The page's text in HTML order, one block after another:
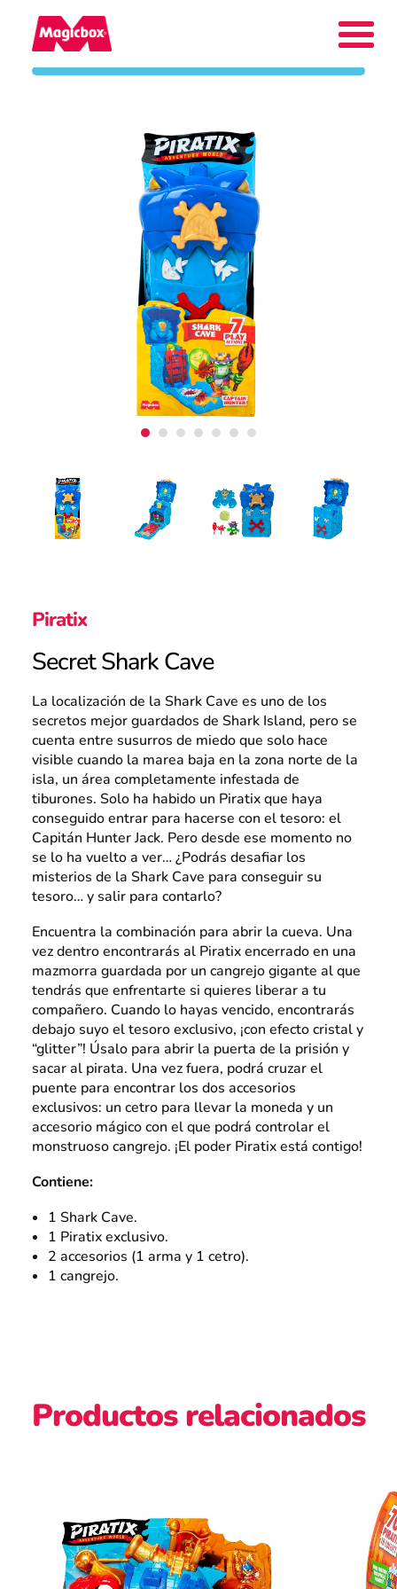
Collectors Area
Compañía
Atención al consumidor
Careers
Intranet
España
Search
Piratix
Secret Shark Cave
La localización de la Shark Cave es uno de los
secretos mejor guardados de Shark Island, pero se
cuenta entre susurros de miedo que solo hace
visible cuando la marea baja en la zona norte de la
isla, un área completamente infestada de
tiburones. Solo ha habido un Piratix que haya
conseguido entrar para hacerse con el tesoro: el
Capitán Hunter Jack. Pero desde ese momento no
se lo ha vuelto a ver… ¿Podrás desafiar los
misterios de la Shark Cave para conseguir su
tesoro… y salir para contarlo?
Encuentra la combinación para abrir la cueva. Una
vez dentro encontrarás al Piratix encerrado en una
mazmorra guardada por un cangrejo gigante al que
tendrás que enfrentarte si quieres liberar a tu
compañero. Cuando lo hayas vencido, encontrarás
debajo suyo el tesoro exclusivo, ¡con efecto cristal y
“glitter”! Úsalo para abrir la puerta de la prisión y
sacar al pirata. Una vez fuera, podrá cruzar el
puente para encontrar los dos accesorios
exclusivos: un cetro para llevar la moneda y un
accesorio mágico con el que podrá controlar el
monstruoso cangrejo. ¡El poder Piratix está contigo!
Contiene:
1 Shark Cave.
1 Piratix exclusivo.
2 accesorios (1 arma y 1 cetro).
1 cangrejo.
Productos relacionados